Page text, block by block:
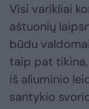
Visi varikliai
aštuonių
būdu
taip pat
iš aliuminio
santykio